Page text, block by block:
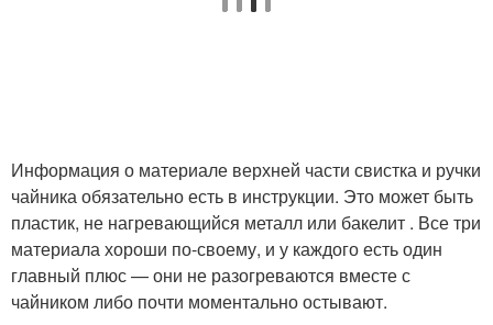
Информация о материале верхней части свистка и ручки
чайника обязательно есть в инструкции. Это может быть
пластик, не нагревающийся металл или бакелит . Все три
материала хороши по-своему, и у каждого есть один
главный плюс — они не разогреваются вместе с
чайником либо почти моментально остывают.